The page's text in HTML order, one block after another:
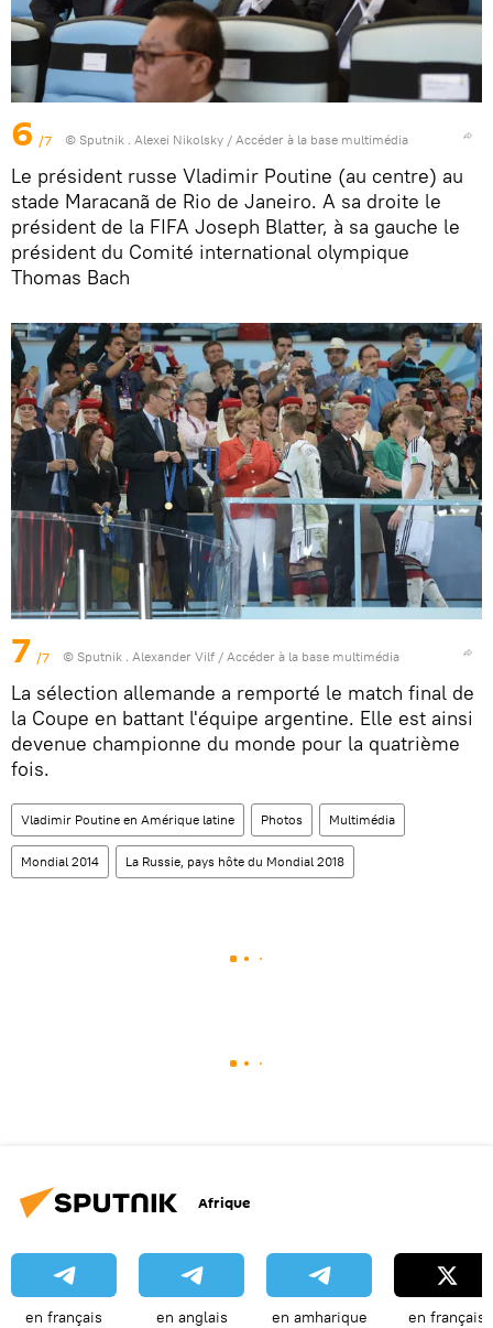
6 /7 © Sputnik . Alexei Nikolsky / Accéder à la base multimédia
Le président russe Vladimir Poutine (au centre) au
stade Maracanã de Rio de Janeiro. A sa droite le
président de la FIFA Joseph Blatter, à sa gauche le
président du Comité international olympique
Thomas Bach
7 /7 © Sputnik . Alexander Vilf / Accéder à la base multimédia
La sélection allemande a remporté le match final de
la Coupe en battant l'équipe argentine. Elle est ainsi
devenue championne du monde pour la quatrième
fois.
Vladimir Poutine en Amérique latine Photos Multimédia
Mondial 2014 La Russie, pays hôte du Mondial 2018
Afrique
en français en anglais en amharique en français